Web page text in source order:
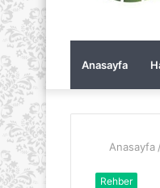
Anasayfa
Anasayfa /
Rehber